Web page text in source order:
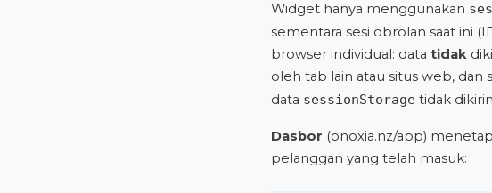
Widget hanya menggunakan
sementara sesi obrolan saat ini
browser individual: data tidak
oleh tab lain atau situs web, dan
data sessionStorage tidak
Dasbor (onoxia.nz/app)
pelanggan yang telah masuk: